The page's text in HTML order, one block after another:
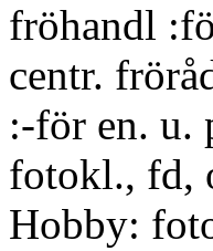
fröhandl
centr.
:-för en. u.
fotokl., fd,
Hobby: